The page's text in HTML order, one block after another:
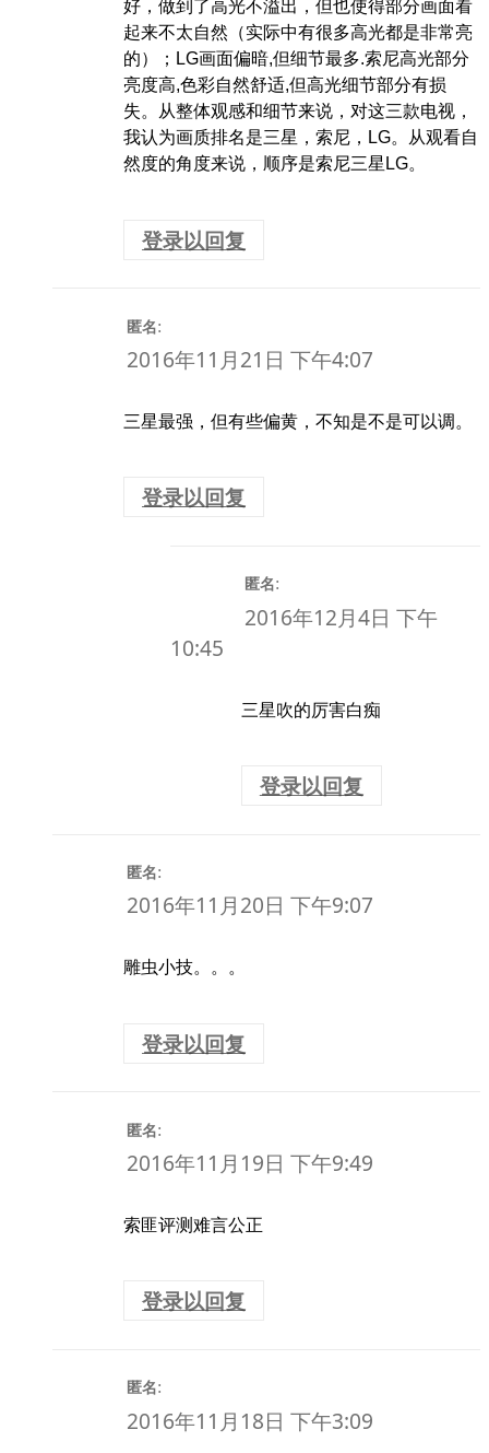
好，做到了高光不溢出，但也使得部分画面看
起来不太自然（实际中有很多高光都是非常亮
的）；LG画面偏暗,但细节最多.索尼高光部分
亮度高,色彩自然舒适,但高光细节部分有损
失。从整体观感和细节来说，对这三款电视，
我认为画质排名是三星，索尼，LG。从观看自
然度的角度来说，顺序是索尼三星LG。
登录以回复
匿名:
2016年11月21日 下午4:07
三星最强，但有些偏黄，不知是不是可以调。
登录以回复
匿名:
2016年12月4日 下午
10:45
三星吹的厉害白痴
登录以回复
匿名:
2016年11月20日 下午9:07
雕虫小技。。。
登录以回复
匿名:
2016年11月19日 下午9:49
索匪评测难言公正
登录以回复
匿名:
2016年11月18日 下午3:09